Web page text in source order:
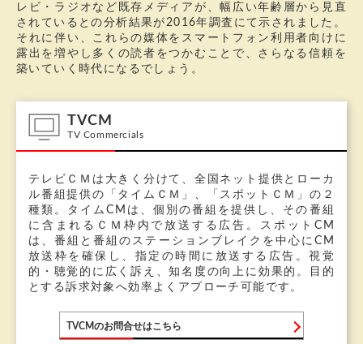
レビ・ラジオなど既存メディアが、幅広い年齢層から見直
されているとの分析結果が2016年調査にて示されました。
それに伴い、これらの媒体をスマートフォン利用者向けに
露出を増やし多くの読者をつかむことで、さらなる信頼を
築いていく時代になるでしょう。
TVCM
TV Commercials
テレビＣＭは大きく分けて、全国ネット提供とローカ
ル番組提供の「タイムＣＭ」、「スポットＣＭ」の２
種類。タイムCMは、個別の番組を提供し、その番組
に含まれるＣＭ枠内で放送する広告。スポットCM
は、番組と番組のステーションブレイクを中心にCM
放送枠を確保し、指定の時間に放送する広告。視覚
的・聴覚的に広く訴え、知名度の向上に効果的。目的
とする訴求対象へ効率よくアプローチ可能です。
TVCMのお問合せはこちら